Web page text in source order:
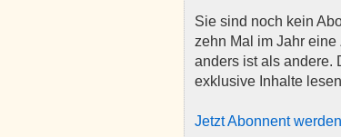
Sie sind noch kein
zehn Mal im Jahr
anders ist als andere.
exklusive Inhalte
Jetzt Abonnent werden